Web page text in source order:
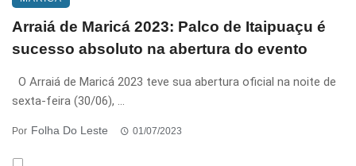
Arraiá de Maricá 2023: Palco de Itaipuaçu é
sucesso absoluto na abertura do evento
O Arraiá de Maricá 2023 teve sua abertura oficial na noite de
sexta-feira (30/06), ...
Por Folha Do Leste 01/07/2023